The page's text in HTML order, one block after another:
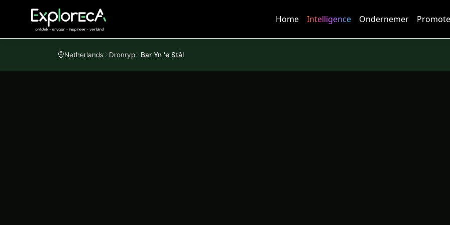
Home Intelligence Ondernemer
Netherlands Dronryp Bar Yn 'e Stâl